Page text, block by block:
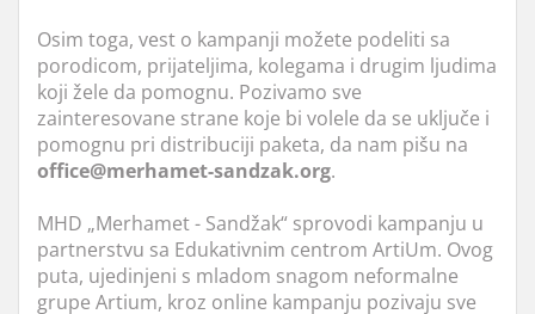
Osim toga, vest o kampanji možete podeliti sa
porodicom, prijateljima, kolegama i drugim ljudima
koji žele da pomognu. Pozivamo sve
zainteresovane strane koje bi volele da se uključe i
pomognu pri distribuciji paketa, da nam pišu na
office@merhamet-sandzak.org.
MHD „Merhamet - Sandžak“ sprovodi kampanju u
partnerstvu sa Edukativnim centrom ArtiUm. Ovog
puta, ujedinjeni s mladom snagom neformalne
grupe Artium, kroz online kampanju pozivaju sve